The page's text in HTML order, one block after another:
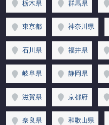
栃木県 群馬県
東京都 神奈川県
石川県 福井県
岐阜県 静岡県
滋賀県 京都府
奈良県 和歌山県